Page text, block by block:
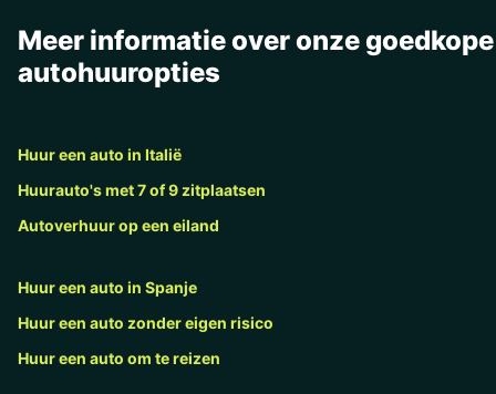
Meer informatie over onze goedkope
autohuuropties
Huur een auto in Italië
Huurauto's met 7 of 9 zitplaatsen
Autoverhuur op een eiland
Huur een auto in Spanje
Huur een auto zonder eigen risico
Huur een auto om te reizen